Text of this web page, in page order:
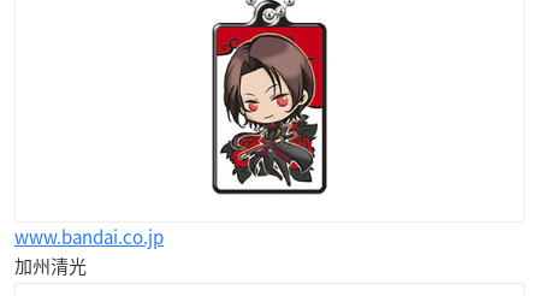
www.bandai.co.jp
加州清光